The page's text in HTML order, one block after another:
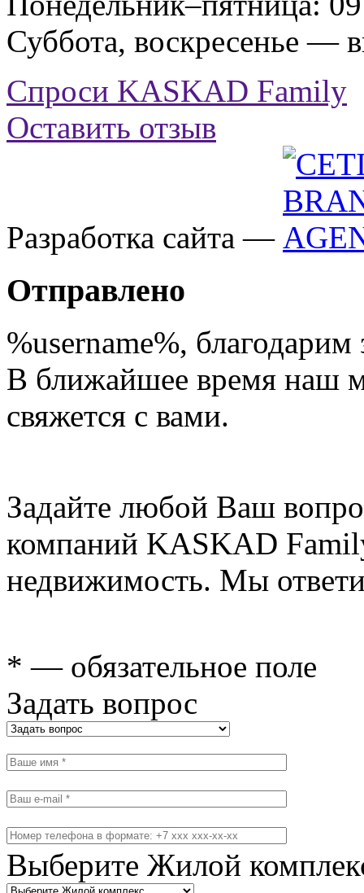
Суббота, воскресенье —
Спроси KASKAD Family
Оставить отзыв
Разработка сайта —
Отправлено
%username%, благодарим
В ближайшее время наш
свяжется с вами.
Задайте любой Ваш
компаний KASKAD
недвижимость. Мы
* — обязательное поле
Задать вопрос
Выберите Жилой